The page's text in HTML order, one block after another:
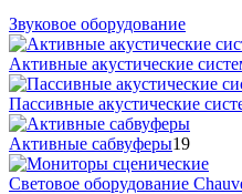
Звуковое оборудование
Активные акустические
Пассивные акустические
Активные сабвуферы19
Cветовое оборудование